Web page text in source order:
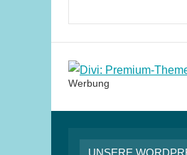
Werbung
UNSERE